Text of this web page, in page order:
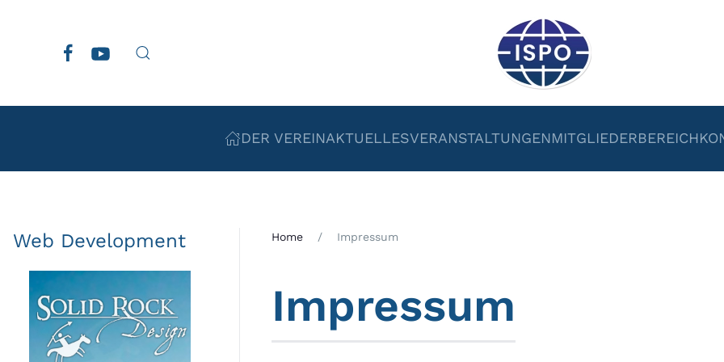
Zum Hauptinhalt springen
DER VEREINAKTUELLESVERANSTALTUNGENMITGLIEDERBEREICH
Web Development Home Impressum
Impressum